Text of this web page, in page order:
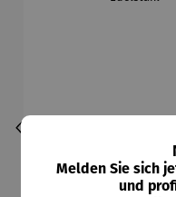
Melden Sie sich
und